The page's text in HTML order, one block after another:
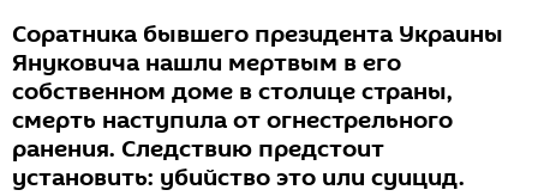
Соратника бывшего президента Украины
Януковича нашли мертвым в его
собственном доме в столице страны,
смерть наступила от огнестрельного
ранения. Следствию предстоит
установить: убийство это или суицид.